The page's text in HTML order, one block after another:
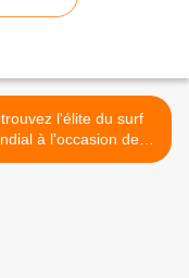
l'élite du surf
à l'occasion des
du monde